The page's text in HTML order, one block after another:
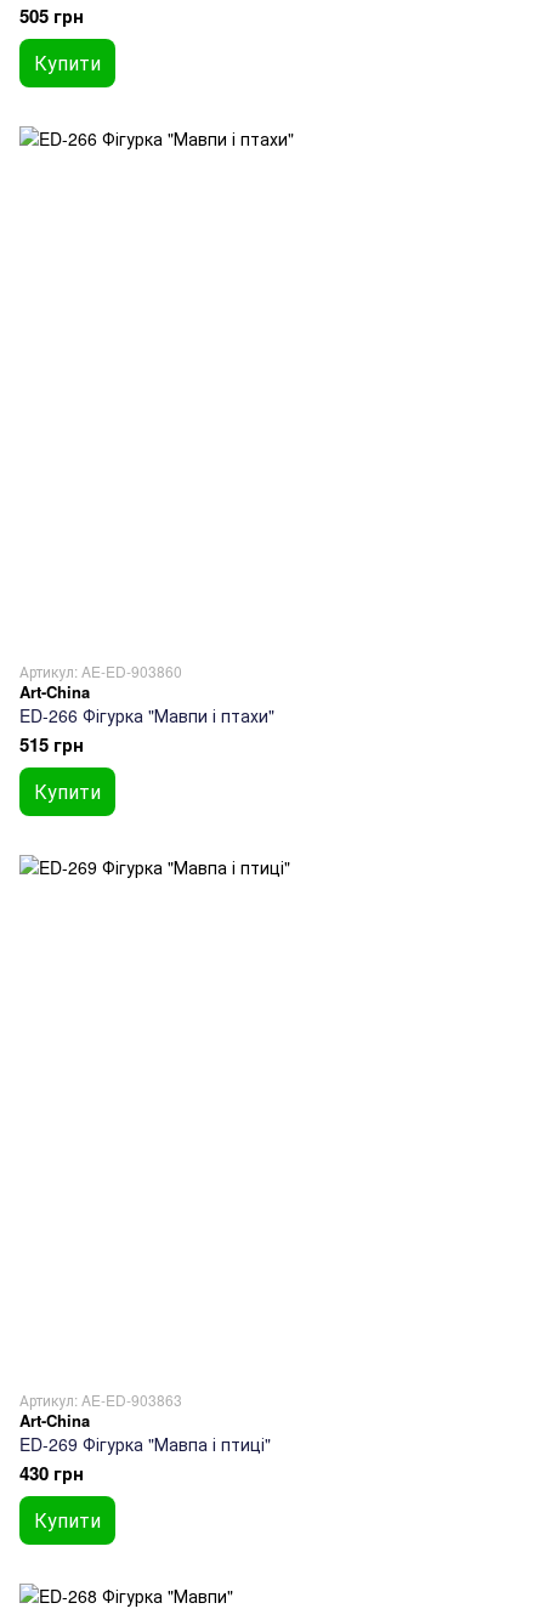
505 грн
Купити
Артикул: AE-ED-903860
Art-China
ED-266 Фігурка "Мавпи і птахи"
515 грн
Купити
Артикул: AE-ED-903863
Art-China
ED-269 Фігурка "Мавпа і птиці"
430 грн
Купити